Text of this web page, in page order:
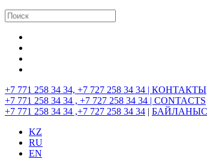
+7 771 258 34 34, +7 727 258 34 34 | КОНТАКТЫ
+7 771 258 34 34 , +7 727 258 34 34 | CONTACTS
+7 771 258 34 34 ,+7 727 258 34 34 |
KZ
RU
EN